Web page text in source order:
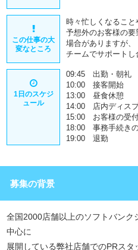
この仕事の大
変なところ
時々忙しくなること
予想外のお客様の
場合がありますが、
チームでサポートし
1日のスケジ
ュール
09:45 出勤・朝礼
10:00 接客開始
13:00 昼食休憩
14:00 店内ディス
15:00 お客様の受
18:00 事務手続き
19:00 退勤
募集の背景
全国2000店舗以上のソフトバンク
中心に
展開している弊社店舗でのPRスタ